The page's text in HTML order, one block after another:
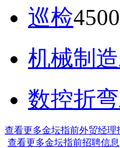
巡检
机械制
数控折
查看更多金坛指前外贸经理
查看更多金坛指前招聘信息